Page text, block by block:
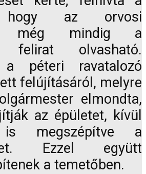
hogy az orvosi
még mindig a
felirat olvasható.
a péteri ravatalozó
felújításáról, melyre
elmondta,
az épületet, kívül
megszépítve a
Ezzel együtt
a temetőben.